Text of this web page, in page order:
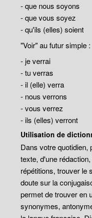
- que nous soyons
- que vous soyez
- qu'ils (elles) soient
"Voir" au futur simple :
- je verrai
- tu verras
- il (elle) verra
- nous verrons
- vous verrez
- ils (elles) verront
Utilisation de
Dans votre quotidien,
texte, d'une
répétitions, trouver le
doute sur la
permet de trouver en
synonymes,